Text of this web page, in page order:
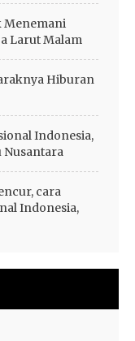
Menemani
Larut Malam
Hiburan
Indonesia,
Nusantara
cara
Indonesia,